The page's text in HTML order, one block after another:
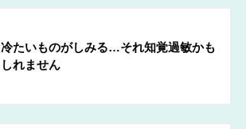
冷たいものがしみる…それ知覚過敏かも
しれません